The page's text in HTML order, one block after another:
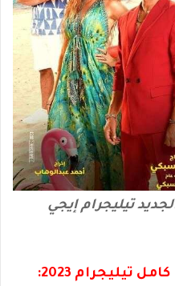
تيليجرام إيجي
2023: